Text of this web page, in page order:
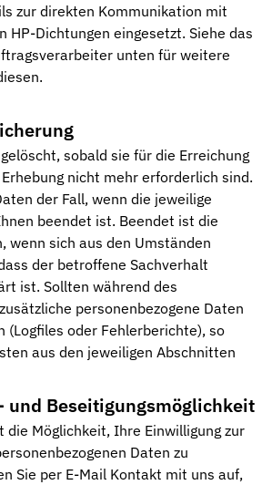
zur direkten Kommunikation mit
HP-Dichtungen eingesetzt. Siehe das
unten für weitere
sobald sie für die Erreichung
nicht mehr erforderlich sind.
der Fall, wenn die jeweilige
beendet ist. Beendet ist die
wenn sich aus den Umständen
der betroffene Sachverhalt
ist. Sollten während des
personenbezogene Daten
(Logfiles oder Fehlerberichte), so
aus den jeweiligen Abschnitten
und Beseitigungsmöglichkeit
die Möglichkeit, Ihre Einwilligung zur
Daten zu
Sie per E-Mail Kontakt mit uns auf,